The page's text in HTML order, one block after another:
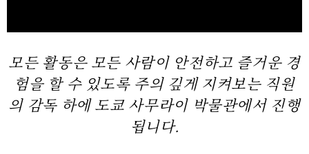
모든 활동은 모든 사람이 안전하고 즐거운 경
험을 할 수 있도록 주의 깊게 지켜보는 직원
의 감독 하에 도쿄 사무라이 박물관에서 진행
됩니다.